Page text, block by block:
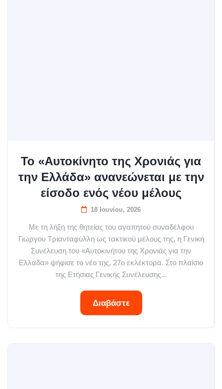
Το «Αυτοκίνητο της Χρονιάς για
την Ελλάδα» ανανεώνεται με την
είσοδο ενός νέου μέλους
18 Ιουνίου, 2026
Με τη λήξη της θητείας του αγαπητού συναδέλφου
Γιώργου Τριανταφύλλη ως τακτικού μέλους της, η Γενική
Συνέλευση του «Αυτοκινήτου της Χρονιάς για την
Ελλάδα» ψήφισε το νέο της, 27ο εκλέκτορα. Στο πλαίσιο
της Ετήσιας Γενικής Συνέλευσης...
Διαβάστε